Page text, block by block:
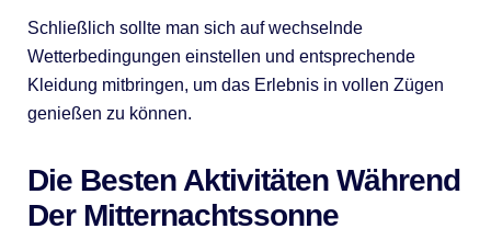
Schließlich sollte man sich auf wechselnde
Wetterbedingungen einstellen und entsprechende
Kleidung mitbringen, um das Erlebnis in vollen Zügen
genießen zu können.
Die Besten Aktivitäten Während
Der Mitternachtssonne